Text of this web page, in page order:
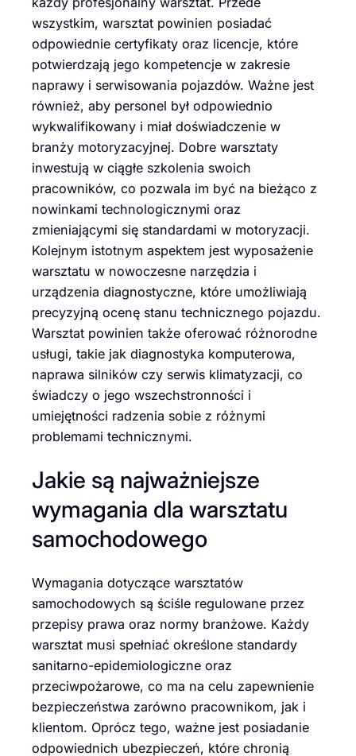
wszystkim, warsztat powinien posiadać
odpowiednie certyfikaty oraz licencje, które
potwierdzają jego kompetencje w zakresie
naprawy i serwisowania pojazdów. Ważne jest
również, aby personel był odpowiednio
wykwalifikowany i miał doświadczenie w
branży motoryzacyjnej. Dobre warsztaty
inwestują w ciągłe szkolenia swoich
pracowników, co pozwala im być na bieżąco z
nowinkami technologicznymi oraz
zmieniającymi się standardami w motoryzacji.
Kolejnym istotnym aspektem jest wyposażenie
warsztatu w nowoczesne narzędzia i
urządzenia diagnostyczne, które umożliwiają
precyzyjną ocenę stanu technicznego pojazdu.
Warsztat powinien także oferować różnorodne
usługi, takie jak diagnostyka komputerowa,
naprawa silników czy serwis klimatyzacji, co
świadczy o jego wszechstronności i
umiejętności radzenia sobie z różnymi
problemami technicznymi.
Jakie są najważniejsze
wymagania dla warsztatu
samochodowego
Wymagania dotyczące warsztatów
samochodowych są ściśle regulowane przez
przepisy prawa oraz normy branżowe. Każdy
warsztat musi spełniać określone standardy
sanitarno-epidemiologiczne oraz
przeciwpożarowe, co ma na celu zapewnienie
bezpieczeństwa zarówno pracownikom, jak i
klientom. Oprócz tego, ważne jest posiadanie
odpowiednich ubezpieczeń, które chronią